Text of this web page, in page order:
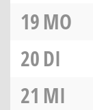
19MO
20DI
21 MI